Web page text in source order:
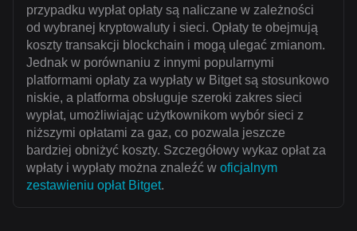
przypadku wypłat opłaty są naliczane w zależności
od wybranej kryptowaluty i sieci. Opłaty te obejmują
koszty transakcji blockchain i mogą ulegać zmianom.
Jednak w porównaniu z innymi popularnymi
platformami opłaty za wypłaty w Bitget są stosunkowo
niskie, a platforma obsługuje szeroki zakres sieci
wypłat, umożliwiając użytkownikom wybór sieci z
niższymi opłatami za gaz, co pozwala jeszcze
bardziej obniżyć koszty. Szczegółowy wykaz opłat za
wpłaty i wypłaty można znaleźć w oficjalnym
zestawieniu opłat Bitget.